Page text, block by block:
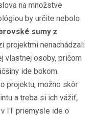
na množstve
by určite nebolo
sumy z
projektmi nenachádzali
vlastnej osoby, pričom
ide bokom.
projektu, možno skôr
a treba si ich vážiť,
IT priemysle ide o